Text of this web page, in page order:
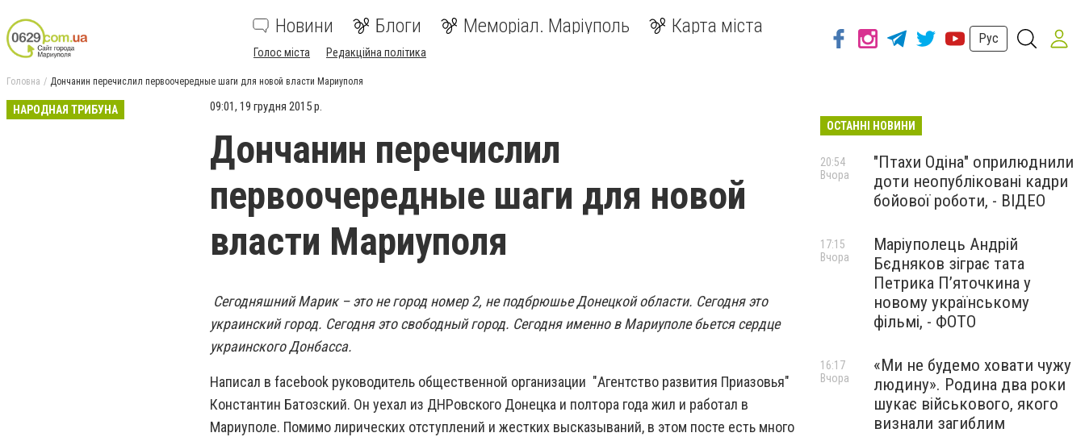
Новини Блоги Меморіал. Маріуполь Карта міста
Голос міста Редакційна політика
Рус
Головна Дончанин перечислил первоочередные шаги для новой власти Мариуполя
НАРОДНАЯ ТРИБУНА 09:01, 19 грудня 2015 р.
Дончанин перечислил
первоочередные шаги для новой
власти Мариуполя
Сегодняшний Марик – это не город номер 2, не подбрюшье Донецкой области. Сегодня это
украинский город. Сегодня это свободный город. Сегодня именно в Мариуполе бьется сердце
украинского Донбасса.
Написал в facebook руководитель общественной организации "Агентство развития Приазовья"
Константин Батозский. Он уехал из ДНРовского Донецка и полтора года жил и работал в
Мариуполе. Помимо лирических отступлений и жестких высказываний, в этом посте есть много
ОСТАННІ НОВИНИ
"Птахи Одіна" оприлюднили
доти неопубліковані кадри
бойової роботи, - ВІДЕО
20:54
Вчора
Маріуполець Андрій
Бєдняков зіграє тата
Петрика П’яточкина у
новому українському
фільмі, - ФОТО
17:15
Вчора
«Ми не будемо ховати чужу
людину». Родина два роки
шукає військового, якого
визнали загиблим
16:17
Вчора